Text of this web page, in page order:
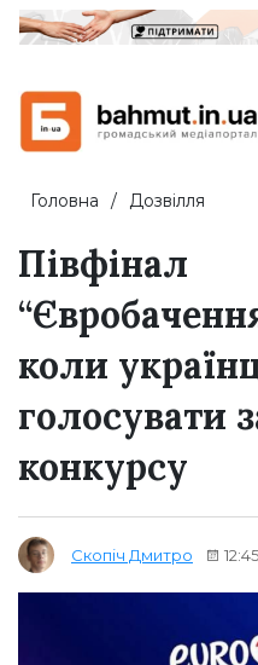
Головна Дозвілля
Півфінал
коли
голосувати
конкурсу
Скопіч Дмитро